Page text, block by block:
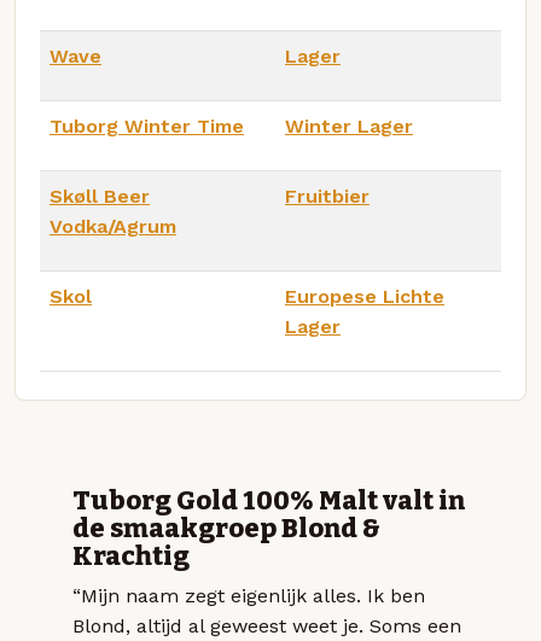
Wave Lager
Tuborg Winter Time Winter Lager
Skøll Beer
Vodka/Agrum
Fruitbier
Skol
Europese Lichte
Lager
Tuborg Gold 100% Malt valt in
de smaakgroep Blond &
Krachtig
“Mijn naam zegt eigenlijk alles. Ik ben
Blond, altijd al geweest weet je. Soms een